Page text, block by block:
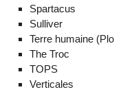
Spartacus
Sulliver
Terre humaine
The Troc
TOPS
Verticales